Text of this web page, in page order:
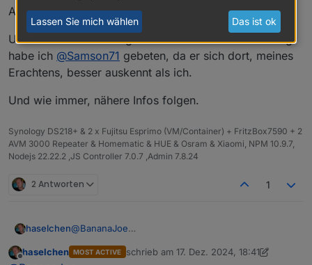
Also ich denke 16.30/17.00Uhr sollte passen.
Um die ehrenvolle Aufgabe zur Location Reservierung
habe ich @Samson71 gebeten, da er sich dort, meines
Erachtens, besser auskennt als ich.
Und wie immer, nähere Infos folgen.
Synology DS218+ & 2 x Fujitsu Esprimo (VM/Container) + FritzBox7590 + 2
AVM 3000 Repeater & Homematic & HUE & Osram & Xiaomi, NPM 10.9.7,
Nodejs 22.22.2 ,JS Controller 7.0.7 ,Admin 7.8.24
2 Antworten 1
haselchen@BananaJoe
@wendy2702
Guck mal an, unter Druck arbeitet@Samson71
Offline
haselchen MOST ACTIVE schrieb am 17. Dez. 2024, 18:41
zuletzt editiert von haselchen
Lassen Sie mich wählen Das ist ok